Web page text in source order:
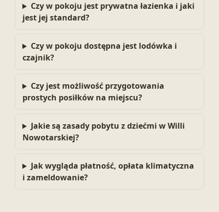
Czy w pokoju jest prywatna łazienka i jaki
jest jej standard?
Czy w pokoju dostępna jest lodówka i
czajnik?
Czy jest możliwość przygotowania
prostych posiłków na miejscu?
Jakie są zasady pobytu z dziećmi w Willi
Nowotarskiej?
Jak wygląda płatność, opłata klimatyczna
i zameldowanie?